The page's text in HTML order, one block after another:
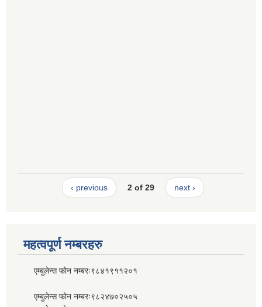
‹ previous 2 of 29 next ›
महत्वपूर्ण नम्बरहरु
एम्बुलेन्स फोन नम्बरः९८४१९११२०१
एम्बुलेन्स फोन नम्बरः९८२४७०२५०५